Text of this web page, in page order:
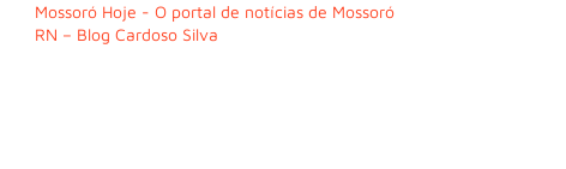
Mossoró Hoje - O portal de notícias de Mossoró
RN – Blog Cardoso Silva